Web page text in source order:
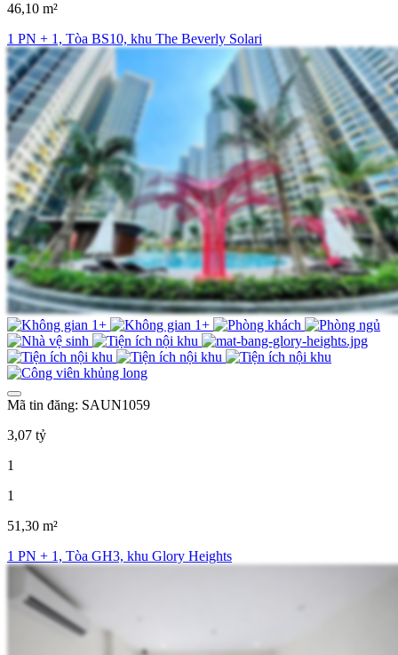
46,10 m²
1 PN + 1, Tòa BS10, khu The Beverly Solari
Mã tin đăng: SAUN1059
3,07 tỷ
1
1
51,30 m²
1 PN + 1, Tòa GH3, khu Glory Heights